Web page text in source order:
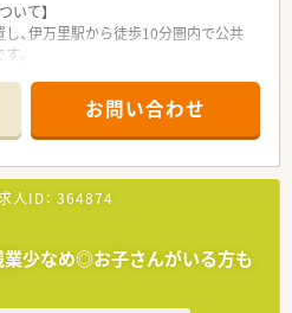
いて】
、伊万里駅から徒歩10分圏内で公共
。
業務をおこなっております。
について】
あり、新しい環境で活躍したい方を求
方やブランクがある方でも安心して
立させたいと考える方も歓迎してい
お問い合わせ
人ID： 364874
少なめ◎お子さんがいる方も